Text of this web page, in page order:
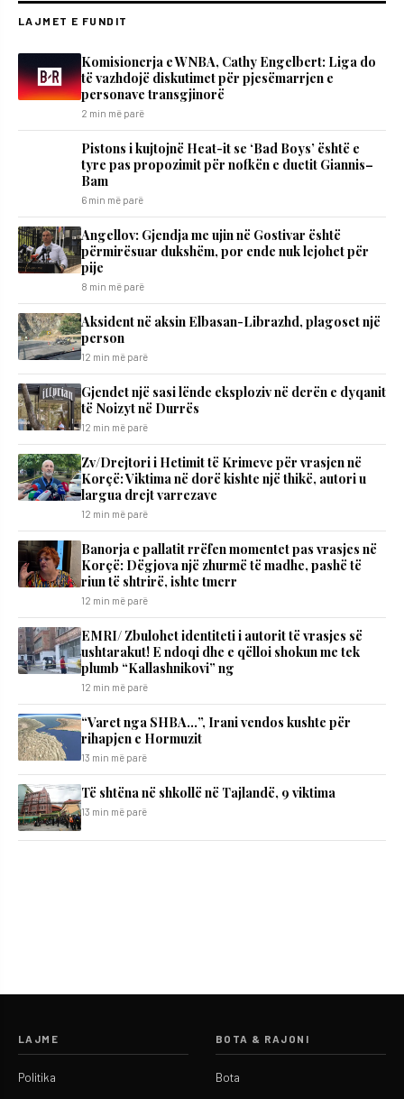
LAJMET E FUNDIT
Komisionerja e WNBA, Cathy Engelbert: Liga do
të vazhdojë diskutimet për pjesëmarrjen e
personave transgjinorë
2 min më parë
Pistons i kujtojnë Heat-it se ‘Bad Boys’ është e
tyre pas propozimit për nofkën e duetit Giannis–
Bam
6 min më parë
Angellov: Gjendja me ujin në Gostivar është
përmirësuar dukshëm, por ende nuk lejohet për
pije
8 min më parë
Aksident në aksin Elbasan-Librazhd, plagoset një
person
12 min më parë
Gjendet një sasi lënde eksploziv në derën e dyqanit
të Noizyt në Durrës
12 min më parë
Zv/Drejtori i Hetimit të Krimeve për vrasjen në
Korçë: Viktima në dorë kishte një thikë, autori u
largua drejt varrezave
12 min më parë
Banorja e pallatit rrëfen momentet pas vrasjes në
Korçë: Dëgjova një zhurmë të madhe, pashë të
riun të shtrirë, ishte tmerr
12 min më parë
EMRI/ Zbulohet identiteti i autorit të vrasjes së
ushtarakut! E ndoqi dhe e qëlloi shokun me tek
plumb “Kallashnikovi” ng
12 min më parë
“Varet nga SHBA…”, Irani vendos kushte për
rihapjen e Hormuzit
13 min më parë
Të shtëna në shkollë në Tajlandë, 9 viktima
13 min më parë
LAJME
Politika
BOTA & RAJONI
Bota